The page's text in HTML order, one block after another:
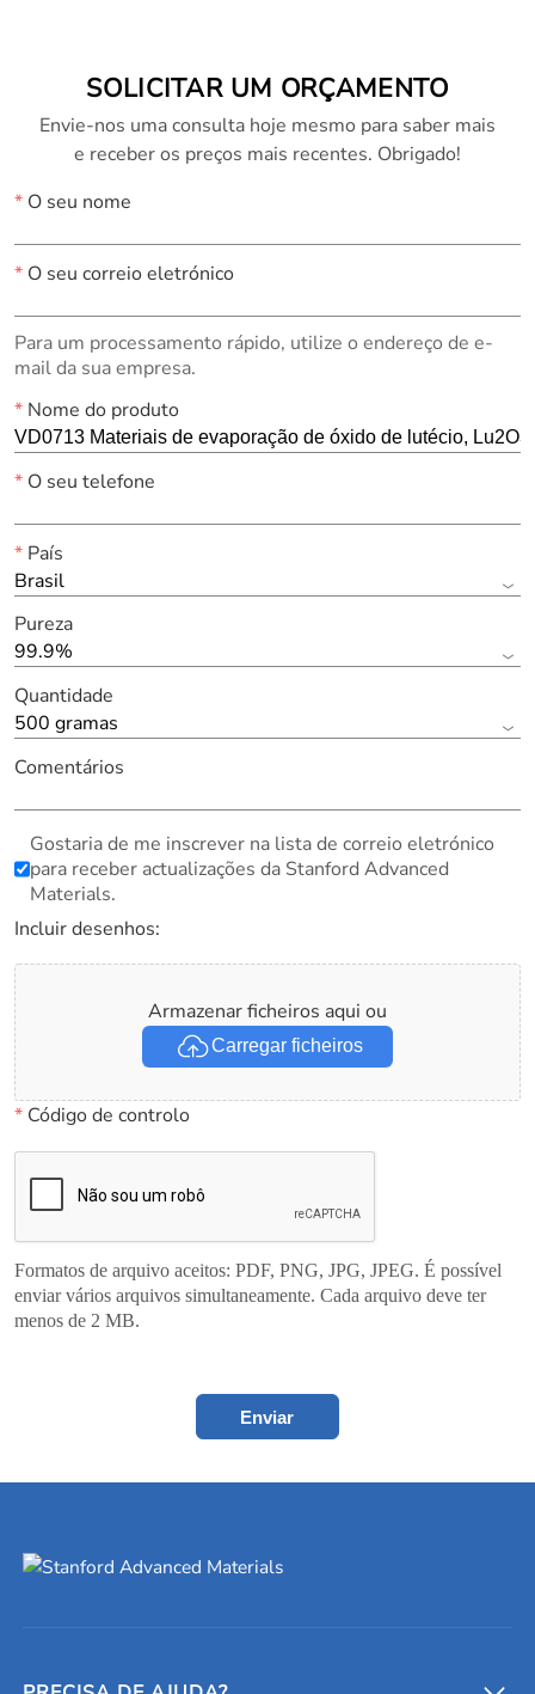
SOLICITAR UM ORÇAMENTO
Envie-nos uma consulta hoje mesmo para saber mais
e receber os preços mais recentes. Obrigado!
*O seu nome
*O seu correio eletrónico
Para um processamento rápido, utilize o endereço de e-
mail da sua empresa.
*Nome do produto
*O seu telefone
*País
Brasil
Pureza
99.9%
Quantidade
500 gramas
Comentários
Gostaria de me inscrever na lista de correio eletrónico
para receber actualizações da Stanford Advanced
Materials.
Incluir desenhos:
Armazenar ficheiros aqui ou
Carregar ficheiros
*Código de controlo
Formatos de arquivo aceitos: PDF, PNG, JPG, JPEG. É possível
enviar vários arquivos simultaneamente. Cada arquivo deve ter
menos de 2 MB.
Enviar